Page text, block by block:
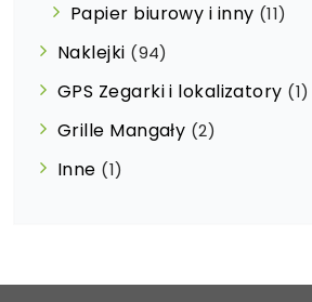
Papier biurowy i inny (11)
Naklejki (94)
GPS Zegarki i lokalizatory (1)
Grille Mangały (2)
Inne (1)